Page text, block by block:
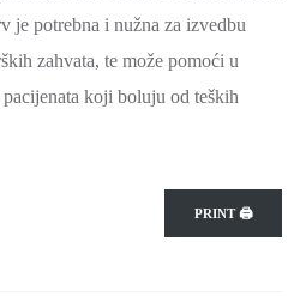
potrebna i nužna za izvedbu
zahvata, te može pomoći u
koji boluju od teških
PRINT 🖨